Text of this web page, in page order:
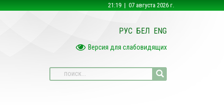
21:19 | 07 августа 2026 г.
РУС БЕЛ ENG
Версия для слабовидящих